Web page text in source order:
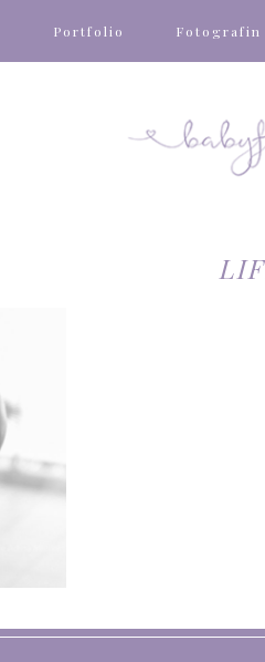
Portfolio Fotografin